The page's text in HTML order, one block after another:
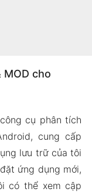
MOD cho
cụ phân tích
cung cấp
lưu trữ của tôi
ứng dụng mới,
có thể xem cập